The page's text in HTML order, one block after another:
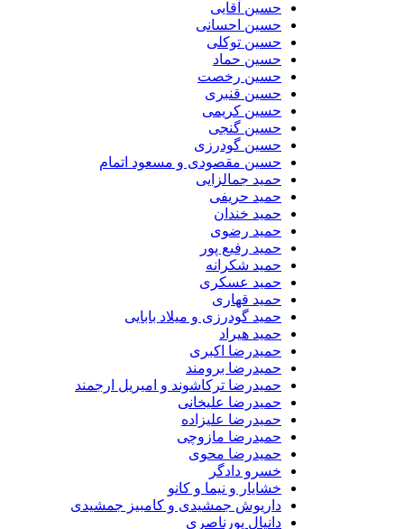
حسین آقایی
حسین احسانی
حسین توکلی
حسین حماد
حسین رخصت
حسین قنبری
حسین کریمی
حسین گنجی
حسین گودرزی
حسین مقصودی و مسعود اتمام
حمید جمالزایی
حمید حریفی
حمید خندان
حمید رضوی
حمید رفیع پور
حمید شکرانه
حمید عسکری
حمید قهاری
حمید گودرزی و میلاد بابایی
حمید هیراد
حمیدرضا اکبری
حمیدرضا برومند
حمیدرضا ترکاشوند و امیریل ارجمند
حمیدرضا علیخانی
حمیدرضا علیزاده
حمیدرضا مازوچی
حمیدرضا محوی
خسرو دادگر
خشایار و نیما و کانو
داریوش جمشیدی و کامبیز جمشیدی
دانیال پورناصری